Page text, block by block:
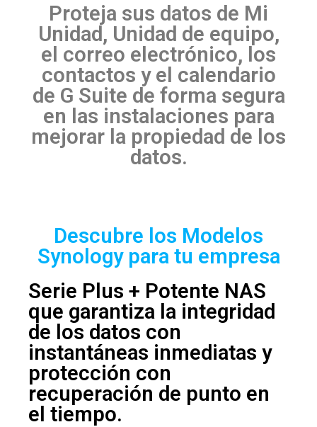
Proteja sus datos de Mi
Unidad, Unidad de equipo,
el correo electrónico, los
contactos y el calendario
de G Suite de forma segura
en las instalaciones para
mejorar la propiedad de los
datos.
Descubre los Modelos
Synology para tu empresa
Serie Plus + Potente NAS
que garantiza la integridad
de los datos con
instantáneas inmediatas y
protección con
recuperación de punto en
el tiempo.